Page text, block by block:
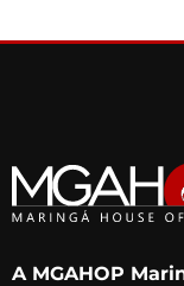
A MGAHOP